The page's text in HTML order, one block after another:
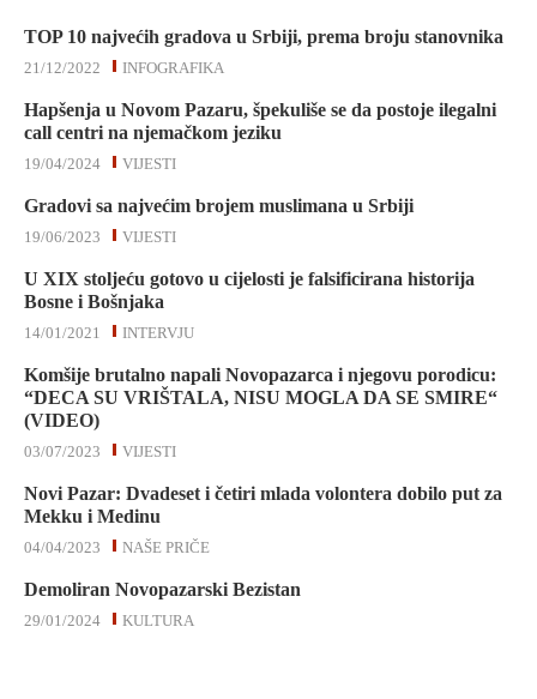
TOP 10 najvećih gradova u Srbiji, prema broju stanovnika
INFOGRAFIKA
21/12/2022
Hapšenja u Novom Pazaru, špekuliše se da postoje ilegalni
call centri na njemačkom jeziku
VIJESTI
19/04/2024
Gradovi sa najvećim brojem muslimana u Srbiji
VIJESTI
19/06/2023
U XIX stoljeću gotovo u cijelosti je falsificirana historija
Bosne i Bošnjaka
INTERVJU
14/01/2021
Komšije brutalno napali Novopazarca i njegovu porodicu:
“DECA SU VRIŠTALA, NISU MOGLA DA SE SMIRE“
(VIDEO)
VIJESTI
03/07/2023
Novi Pazar: Dvadeset i četiri mlada volontera dobilo put za
Mekku i Medinu
NAŠE PRIČE
04/04/2023
Demoliran Novopazarski Bezistan
KULTURA
29/01/2024